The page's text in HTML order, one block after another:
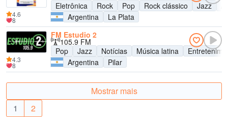
Eletrônica
Rock Pop Rock clássico Jazz
Argentina
La Plata
4.6
8
FM Estudio 2
105.9 FM
Pop
Jazz Notícias Música latina
Argentina
Pilar
4.3
8
Mostrar mais
1
2